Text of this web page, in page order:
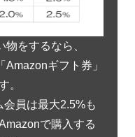
をするなら、
ギフト券」
。
員は最大2.5%も
で購入する